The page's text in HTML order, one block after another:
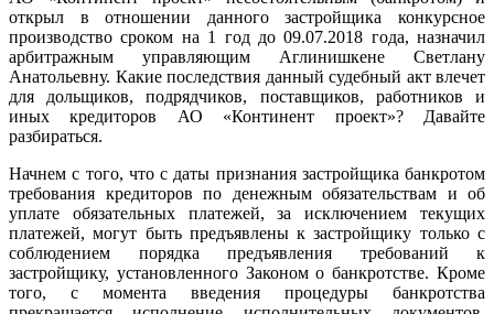
открыл в отношении данного застройщика конкурсное
производство сроком на 1 год до 09.07.2018 года, назначил
арбитражным управляющим Аглинишкене Светлану
Анатольевну. Какие последствия данный судебный акт влечет
для дольщиков, подрядчиков, поставщиков, работников и
иных кредиторов АО «Континент проект»? Давайте
разбираться.
Начнем с того, что с даты признания застройщика банкротом
требования кредиторов по денежным обязательствам и об
уплате обязательных платежей, за исключением текущих
платежей, могут быть предъявлены к застройщику только с
соблюдением порядка предъявления требований к
застройщику, установленного Законом о банкротстве. Кроме
того, с момента введения процедуры банкротства